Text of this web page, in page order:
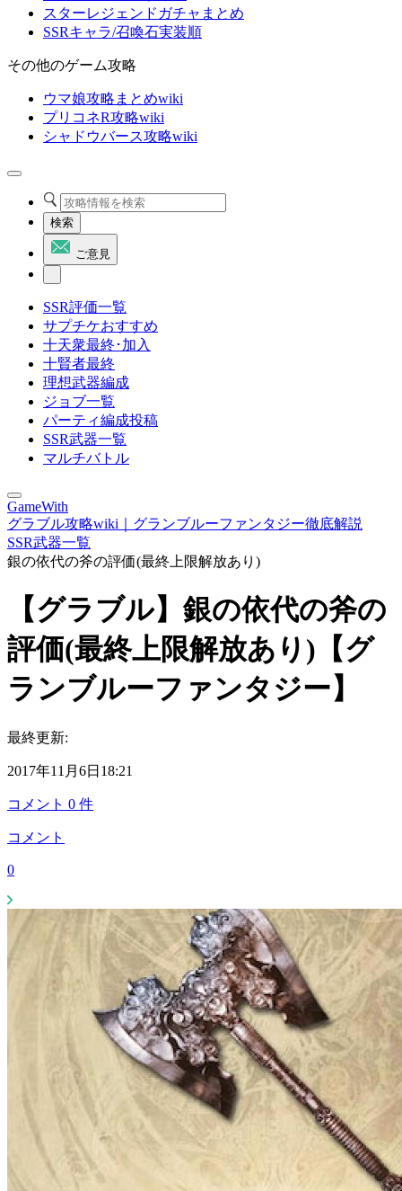
スターレジェンドガチャまとめ
SSRキャラ/召喚石実装順
その他のゲーム攻略
ウマ娘攻略まとめwiki
プリコネR攻略wiki
シャドウバース攻略wiki
検索
ご意見
SSR評価一覧
サプチケおすすめ
十天衆最終･加入
十賢者最終
理想武器編成
ジョブ一覧
パーティ編成投稿
SSR武器一覧
マルチバトル
GameWith
グラブル攻略wiki｜グランブルーファンタジー徹底解説
SSR武器一覧
銀の依代の斧の評価(最終上限解放あり)
【グラブル】銀の依代の斧の
評価(最終上限解放あり)【グ
ランブルーファンタジー】
最終更新:
2017年11月6日18:21
コメント 0 件
コメント
0